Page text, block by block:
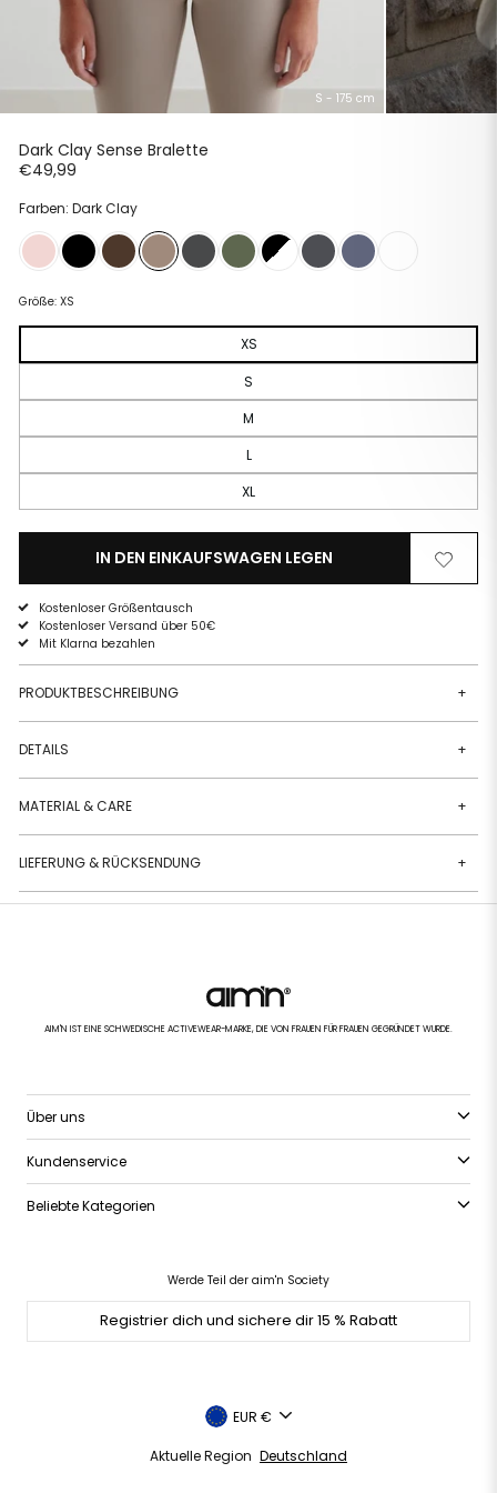
S - 175 cm
Dark Clay Sense Bralette
€49,99 Normaler
Farben: Dark Clay
Größe: XS
XS
S
M
L
XL
IN DEN EINKAUFSWAGEN LEGEN
Zur
Von
der
Kostenloser Größentausch
Kostenloser Versand über 50€
Mit Klarna bezahlen
PRODUKTBESCHREIBUNG +
DETAILS +
MATERIAL & CARE +
LIEFERUNG & RÜCKSENDUNG +
AIM'N IST EINE SCHWEDISCHE ACTIVEWEAR-MARKE, DIE VON FRAUEN FÜR FRAUEN GEGRÜNDET WURDE.
Über uns
Kundenservice
Beliebte Kategorien
Werde Teil der aim'n Society
Registrier dich und sichere dir 15 % Rabatt
Währung
EUR €
Aktuelle Region Deutschland